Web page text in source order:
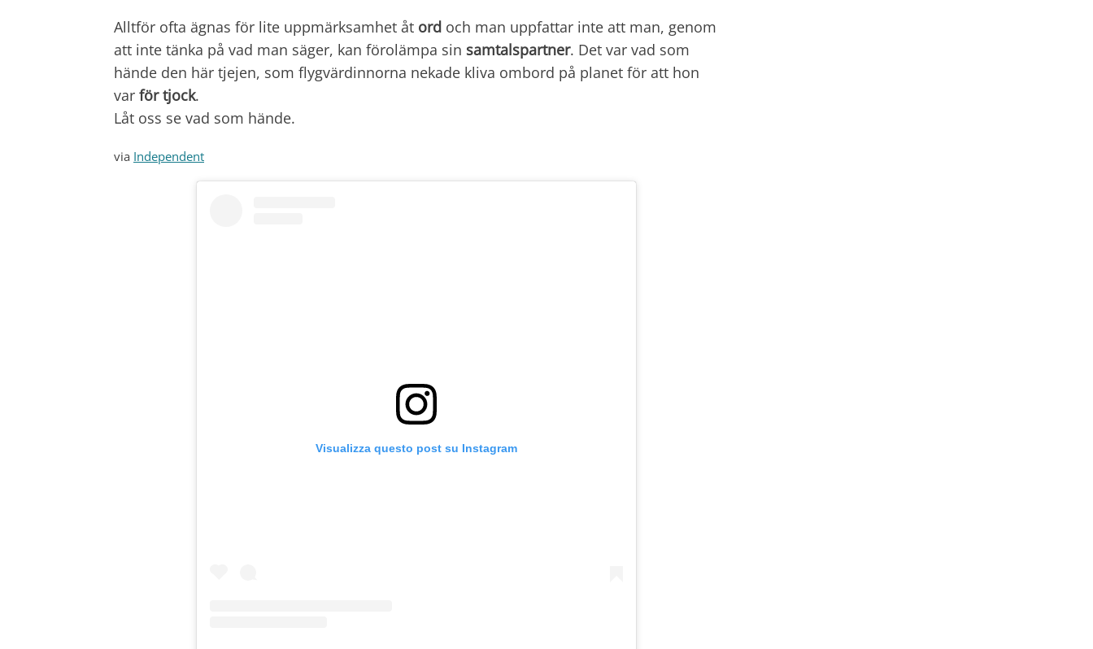
Alltför ofta ägnas för lite uppmärksamhet åt ord och man uppfattar inte att man, genom
att inte tänka på vad man säger, kan förolämpa sin samtalspartner. Det var vad som
hände den här tjejen, som flygvärdinnorna nekade kliva ombord på planet för att hon
var för tjock.
Låt oss se vad som hände.
via Independent
Visualizza questo post su Instagram